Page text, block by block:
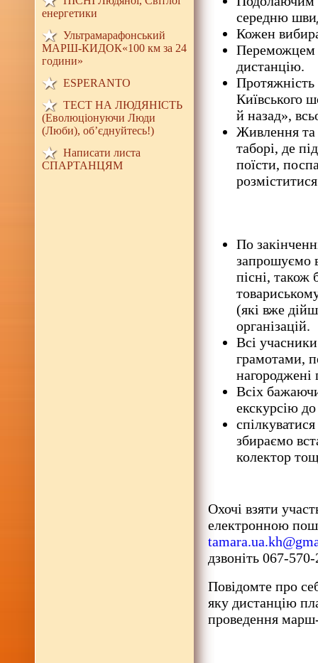
енергетики
Ультрамарафонський
МАРШ-КИДОК«100 км за 24
години»
ESPERANTO
ТЕСТ НА ЛЮДЯНIСТЬ
(Еволюціонуючи Люди
(Люби), об’єднуйтесь!)
Написати листа
СПАРТАНЦЯМ
середню
Кожен
Переможцем
дистанцію.
Київського
й назад»,
Живлення
таборі, де
поїсти,
По
запрошуємо
пісні,
(які вже
організацій.
Всі
грамотами,
Всіх
екскурсію
збираємо
колектор
Охочі взяти
електронною
дзвоніть 067-
Повідомте про
яку дистанцію
проведення марш-